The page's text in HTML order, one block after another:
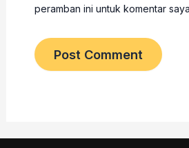
peramban ini untuk komentar